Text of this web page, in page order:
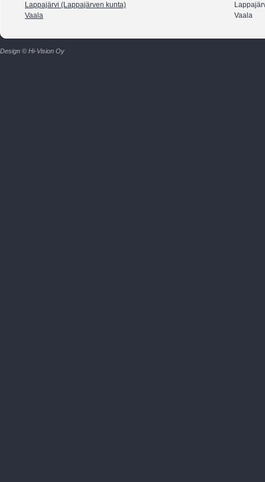
Lappajärvi (Lappajärven kunta)
Vaala
Vaala
Design © Hi-Vision Oy